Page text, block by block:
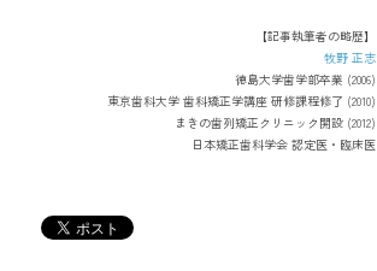
【記事執筆者の略歴】
牧野 正志
徳島大学歯学部卒業 (2006)
東京歯科大学 歯科矯正学講座 研修課程修了 (2010)
まきの歯列矯正クリニック開設 (2012)
日本矯正歯科学会 認定医・臨床医